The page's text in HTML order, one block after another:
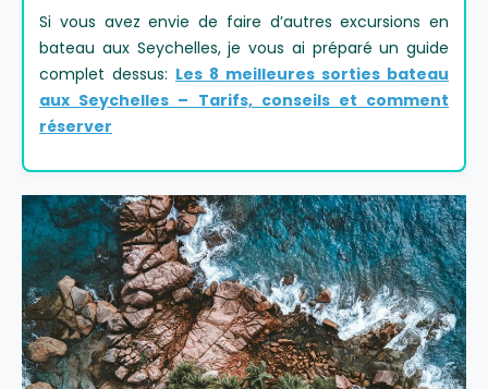
Si vous avez envie de faire d’autres excursions en
bateau aux Seychelles, je vous ai préparé un guide
complet dessus: Les 8 meilleures sorties bateau
aux Seychelles – Tarifs, conseils et comment
réserver